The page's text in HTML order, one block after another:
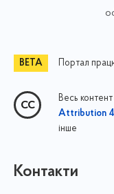
Портал
Весь
Attribution
інше
Контакти